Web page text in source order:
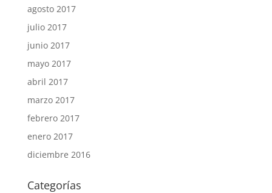
agosto 2017
julio 2017
junio 2017
mayo 2017
abril 2017
marzo 2017
febrero 2017
enero 2017
diciembre 2016
Categorías